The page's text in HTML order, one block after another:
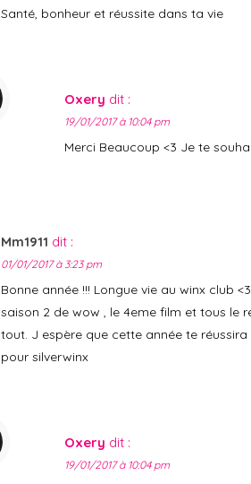
Santé, bonheur et réussite dans ta vie
Oxery dit :
19/01/2017 à 10:04 pm
Merci Beaucoup <3 Je te
Mm1911 dit :
01/01/2017 à 3:23 pm
Bonne année !!! Longue vie au winx club
saison 2 de wow , le 4eme film et tous le
tout. J espère que cette année te
pour silverwinx
Oxery dit :
19/01/2017 à 10:04 pm